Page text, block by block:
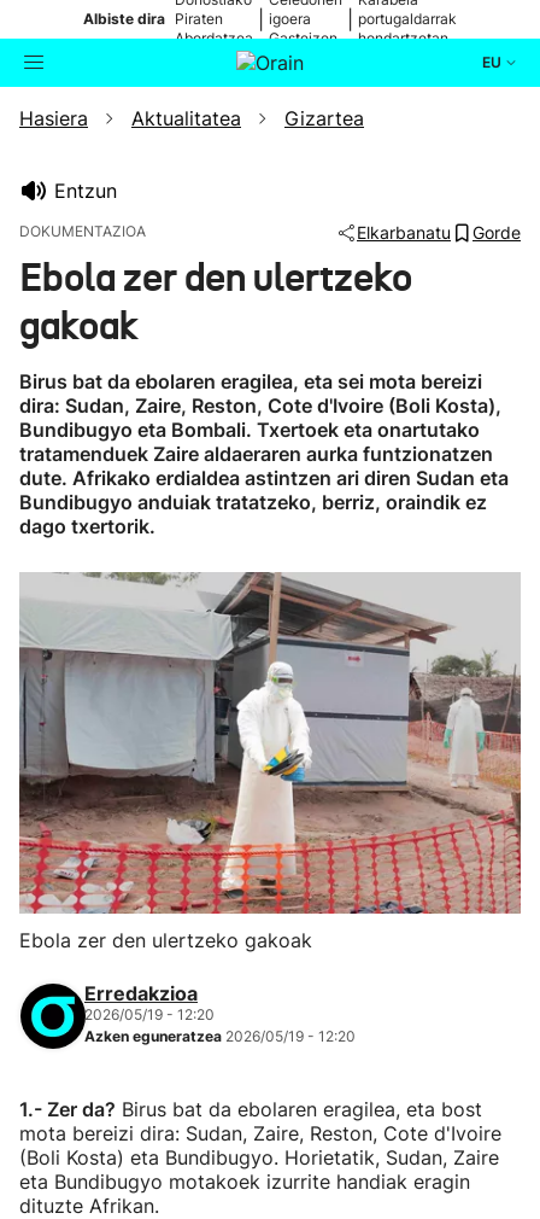
Albiste dira Piraten
Abordatzea
igoera
Gasteizen
portugaldarrak
hondartzetan
EU
Bilatzailea Aktualitatea
Eguraldia
Hasiera Aktualitatea Gizartea
Entzun
DOKUMENTAZIOA Elkarbanatu Gorde
Ebola zer den ulertzeko
gakoak
Birus bat da ebolaren eragilea, eta sei mota bereizi
dira: Sudan, Zaire, Reston, Cote d'Ivoire (Boli Kosta),
Bundibugyo eta Bombali. Txertoek eta onartutako
tratamenduek Zaire aldaeraren aurka funtzionatzen
dute. Afrikako erdialdea astintzen ari diren Sudan eta
Bundibugyo anduiak tratatzeko, berriz, oraindik ez
dago txertorik.
Ebola zer den ulertzeko gakoak
Erredakzioa
2026/05/19 - 12:20
Azken eguneratzea 2026/05/19 - 12:20
1.- Zer da? Birus bat da ebolaren eragilea, eta bost
mota bereizi dira: Sudan, Zaire, Reston, Cote d'Ivoire
(Boli Kosta) eta Bundibugyo. Horietatik, Sudan, Zaire
eta Bundibugyo motakoek izurrite handiak eragin
dituzte Afrikan.